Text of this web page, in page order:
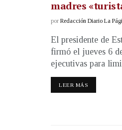
madres
por Redacción Diario La
El presidente de
firmó el jueves 6
ejecutivas para
LEER MÁS